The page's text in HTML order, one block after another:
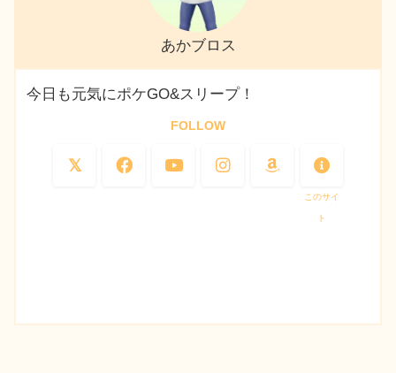
あかブロス
今日も元気にポケGO&スリープ！
FOLLOW
このサイ
ト